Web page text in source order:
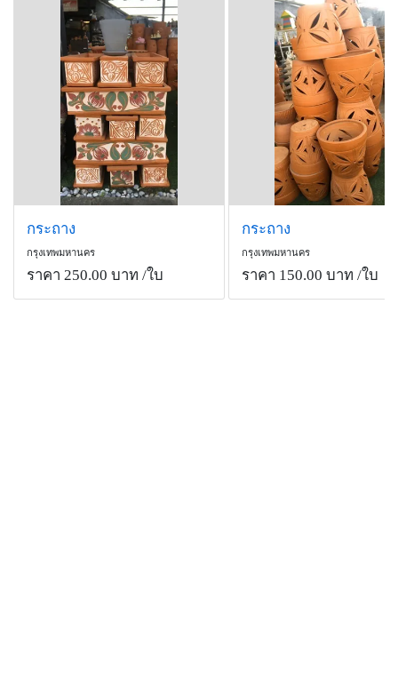
กระถาง
กรุงเทพมหานคร
ราคา 250.00 บาท /ใบ
กระถาง
กรุงเทพมหานคร
ราคา 150.00 บาท /ใบ